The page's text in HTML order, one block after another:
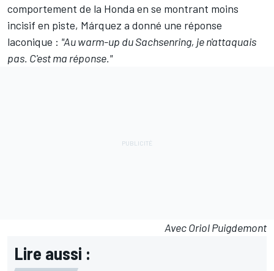
comportement de la Honda en se montrant moins
incisif en piste, Márquez a donné une réponse
laconique : "Au warm-up du Sachsenring, je n'attaquais
pas. C'est ma réponse."
Avec Oriol Puigdemont
Lire aussi :